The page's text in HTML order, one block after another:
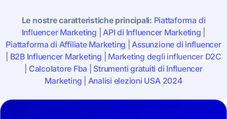
Le nostre caratteristiche principali: Piattaforma di
Influencer Marketing |API di Influencer Marketing
Piattaforma di Affiliate Marketing |Assunzione di influencer
B2B Influencer Marketing
Marketing degli influencer D2C
Calcolatore Fba
Strumenti gratuiti di Influencer
Marketing
Analisi elezioni USA 2024